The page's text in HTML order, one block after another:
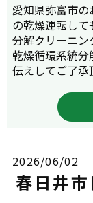
愛知県弥富市
の乾燥運転し
分解クリーニ
乾燥循環系統
伝えしてご了
2026/06/02
春日井